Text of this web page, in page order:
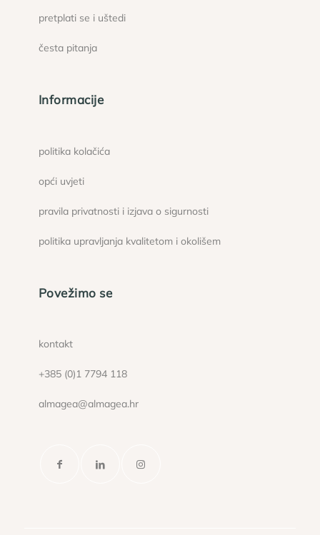
pretplati se i uštedi
česta pitanja
Informacije
politika kolačića
opći uvjeti
pravila privatnosti i izjava o sigurnosti
politika upravljanja kvalitetom i okolišem
Povežimo se
kontakt
+385 (0)1 7794 118
almagea@almagea.hr